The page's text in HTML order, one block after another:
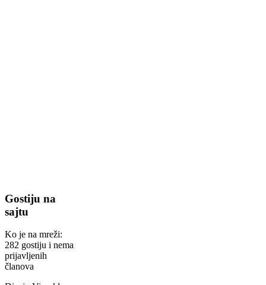
Gostiju na
sajtu
Ko je na mreži:
282 gostiju i nema
prijavljenih
članova